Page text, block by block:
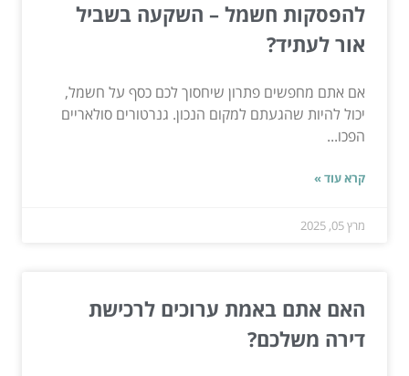
להפסקות חשמל – השקעה בשביל
אור לעתיד?
אם אתם מחפשים פתרון שיחסוך לכם כסף על חשמל,
יכול להיות שהגעתם למקום הנכון. גנרטורים סולאריים
הפכו...
קרא עוד »
מרץ 05, 2025
האם אתם באמת ערוכים לרכישת
דירה משלכם?